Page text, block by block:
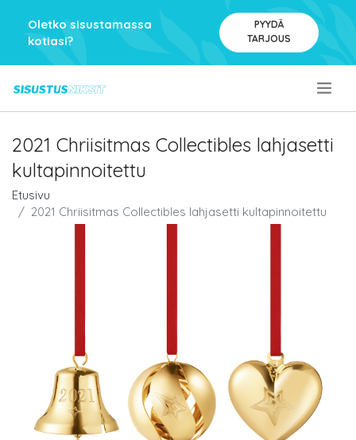
Oletko sisustamassa
kotiasi?
PYYDÄ
TARJOUS
2021 Chriisitmas Collectibles lahjasetti
kultapinnoitettu
Etusivu
2021 Chriisitmas Collectibles lahjasetti kultapinnoitettu